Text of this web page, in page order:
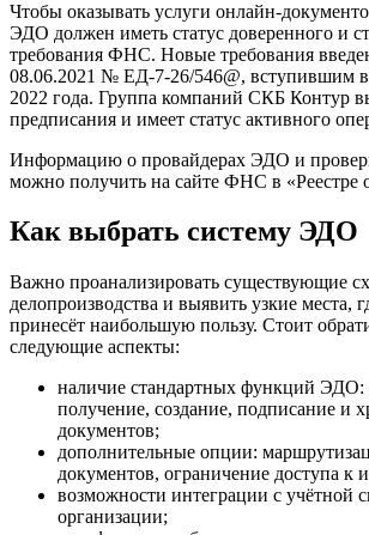
Чтобы оказывать услуги онлайн-
ЭДО должен иметь статус доверенного и
требования ФНС. Новые требования
08.06.2021 № ЕД-7-26/546@, вступившим в
2022 года. Группа компаний СКБ Контур
предписания и имеет статус активного
Информацию о провайдерах ЭДО и
можно получить на сайте ФНС в «Реестре
Как выбрать систему ЭДО
Важно проанализировать существующие
делопроизводства и выявить узкие места,
принесёт наибольшую пользу. Стоит
следующие аспекты:
наличие стандартных функций ЭДО:
получение, создание, подписание и
документов;
дополнительные опции:
документов, ограничение доступа к
возможности интеграции с учётной
организации;